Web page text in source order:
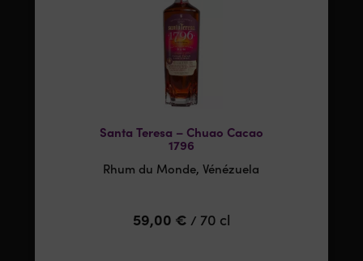
Santa Teresa – Chuao Cacao
1796
Rhum du Monde, Vénézuela
59,00 € / 70 cl